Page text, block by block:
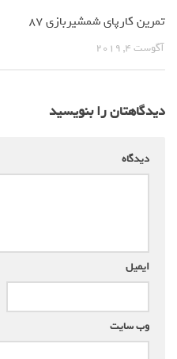
تمرین کارپای شمشیربازی 87
آگوست 4, 2019
دیدگاهتان را بنویسید
دیدگاه
ایمیل
وب‌ سایت